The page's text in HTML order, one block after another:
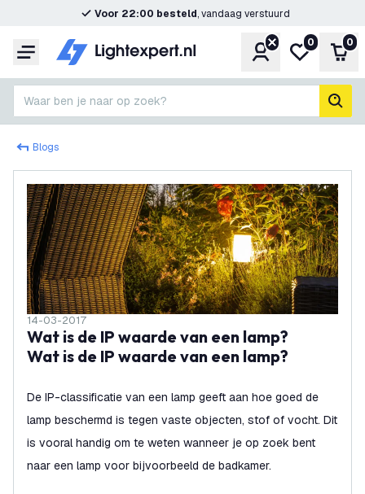
Voor 22:00 besteld, vandaag verstuurd
Menu Account
Mijn
0 0
Waar ben je naar op zoek?
Blogs
14-03-2017
Wat is de IP waarde van een lamp?
Wat is de IP waarde van een lamp?
De IP-classificatie van een lamp geeft aan hoe goed de
lamp beschermd is tegen vaste objecten, stof of vocht. Dit
is vooral handig om te weten wanneer je op zoek bent
naar een lamp voor bijvoorbeeld de badkamer.